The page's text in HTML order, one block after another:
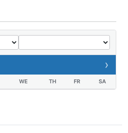
›
WE TH FR SA